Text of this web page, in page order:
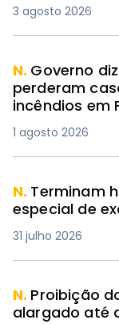
3 agosto 2026
N. Governo
perderam
incêndios em
1 agosto 2026
N. Terminam
especial de
31 julho 2026
N. Proibição
alargado até